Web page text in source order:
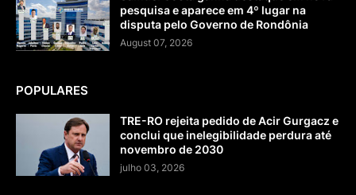
pesquisa e aparece em 4º lugar na
disputa pelo Governo de Rondônia
August 07, 2026
POPULARES
TRE-RO rejeita pedido de Acir Gurgacz e
conclui que inelegibilidade perdura até
novembro de 2030
julho 03, 2026